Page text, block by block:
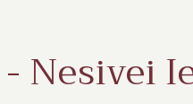
Nesivei